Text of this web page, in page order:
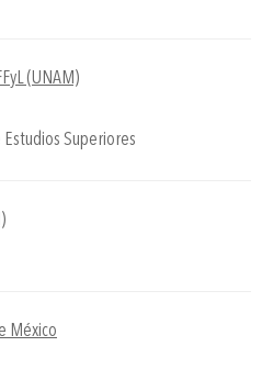
(UNAM)
Superiores
México